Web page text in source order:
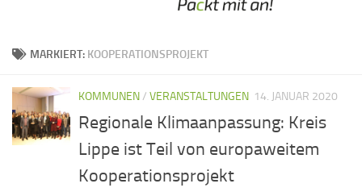
MARKIERT: KOOPERATIONSPROJEKT
KOMMUNEN/ VERANSTALTUNGEN 14. JANUAR 2020
Regionale Klimaanpassung: Kreis
Lippe ist Teil von europaweitem
Kooperationsprojekt